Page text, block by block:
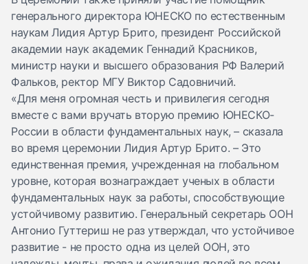
генерального директора ЮНЕСКО по естественным
наукам Лидия Артур Брито, президент Российской
академии наук академик Геннадий Красников,
министр науки и высшего образования РФ Валерий
Фальков, ректор МГУ Виктор Садовничий.
«Для меня огромная честь и привилегия сегодня
вместе с вами вручать вторую премию ЮНЕСКО-
России в области фундаментальных наук, – сказала
во время церемонии Лидия Артур Брито. – Это
единственная премия, учрежденная на глобальном
уровне, которая вознаграждает ученых в области
фундаментальных наук за работы, способствующие
устойчивому развитию. Генеральный секретарь ООН
Антонио Гуттериш не раз утверждал, что устойчивое
развитие - не просто одна из целей ООН, это